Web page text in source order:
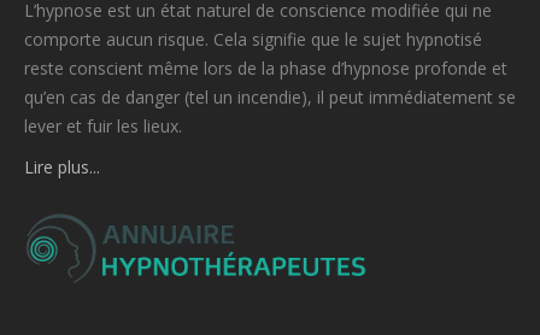
L’hypnose est un état naturel de conscience modifiée qui ne
comporte aucun risque. Cela signifie que le sujet hypnotisé
reste conscient même lors de la phase d’hypnose profonde et
qu’en cas de danger (tel un incendie), il peut immédiatement se
lever et fuir les lieux.
Lire plus...